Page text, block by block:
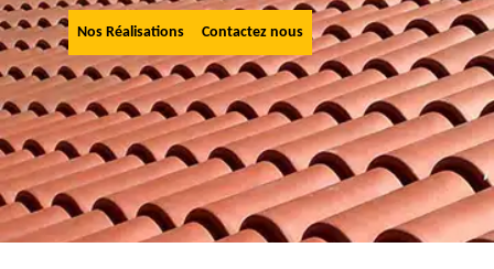
Nos Réalisations Contactez nous